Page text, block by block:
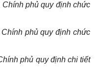
phủ quy định chức
phủ quy định chức
phủ quy định chi tiết